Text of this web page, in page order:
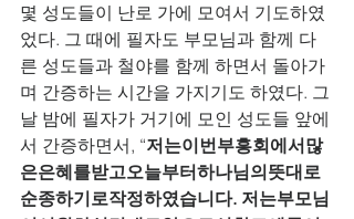
몇 성도들이 난로 가에 모여서 기도하였
었다. 그 때에 필자도 부모님과 함께 다
른 성도들과 철야를 함께 하면서 돌아가
며 간증하는 시간을 가지기도 하였다. 그
날 밤에 필자가 거기에 모인 성도들 앞에
서 간증하면서, “저는이번부흥회에서많
은은혜를받고오늘부터하나님의뜻대로
순종하기로작정하였습니다. 저는부모님